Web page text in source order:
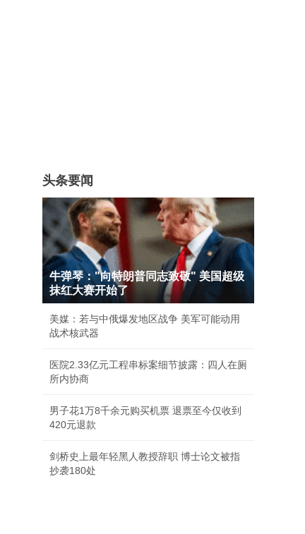
头条要闻
牛弹琴："向特朗普同志致敬" 美国超级
抹红大赛开始了
美媒：若与中俄爆发地区战争 美军可能动用
战术核武器
医院2.33亿元工程串标案细节披露：四人在厕
所内协商
男子花1万8千余元购买机票 退票至今仅收到
420元退款
剑桥史上最年轻黑人教授辞职 博士论文被指
抄袭180处